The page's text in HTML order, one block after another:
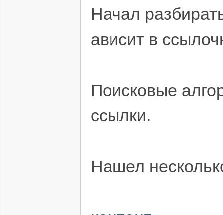
Начал
ависит в
Поисковые
ссылки.
Нашел